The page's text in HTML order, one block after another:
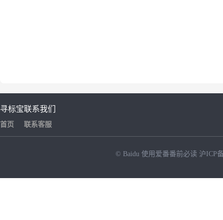
寻标宝
首页
联系我们
联系客服
© Baidu 使用爱番番前必读 沪ICP